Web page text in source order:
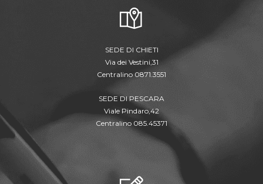
SEDE DI CHIETI
Via dei Vestini,31
Centralino 0871.3551
SEDE DI PESCARA
Viale Pindaro,42
Centralino 085.45371